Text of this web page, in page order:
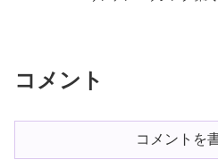
コメント
コメントを